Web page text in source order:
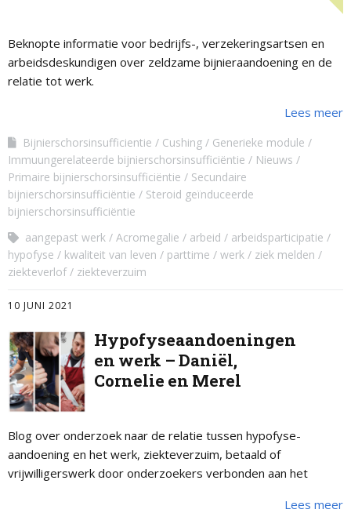
Beknopte informatie voor bedrijfs-, verzekeringsartsen en
arbeidsdeskundigen over zeldzame bijnieraandoening en de
relatie tot werk.
Lees meer
Bijnierschorsinsufficientie Cushing
Generieke module
Immuungerelateerde bijnierschorsinsufficiëntie
Nieuws
Primaire bijnierschorsinsufficiëntie
Secundaire
bijnierschorsinsufficiëntie
Steroid geïnduceerde
bijnierschorsinsufficiëntie
aangepast werk
Acromegalie arbeid
arbeidsparticipatie
hypofyse
kwaliteit van leven parttime werk
ziek melden
ziekteverlof
ziekteverzuim
10 JUNI 2021
Hypofyseaandoeningen
en werk – Daniël,
Cornelie en Merel
Blog over onderzoek naar de relatie tussen hypofyse-
aandoening en het werk, ziekteverzuim, betaald of
vrijwilligerswerk door onderzoekers verbonden aan het
Lees meer